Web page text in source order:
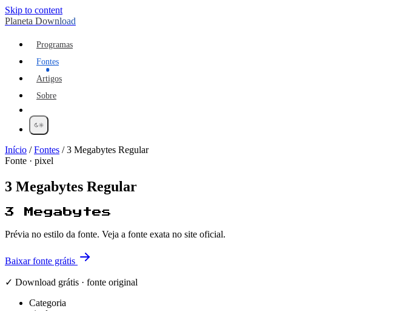
Skip to content
Planeta Download
Programas
Fontes
Artigos
Sobre
Início /Fontes /3 Megabytes Regular
Fonte · pixel
3 Megabytes Regular
3 Megabytes
Prévia no estilo da fonte. Veja a fonte exata no site oficial.
Baixar fonte grátis
✓ Download grátis · fonte original
Categoria